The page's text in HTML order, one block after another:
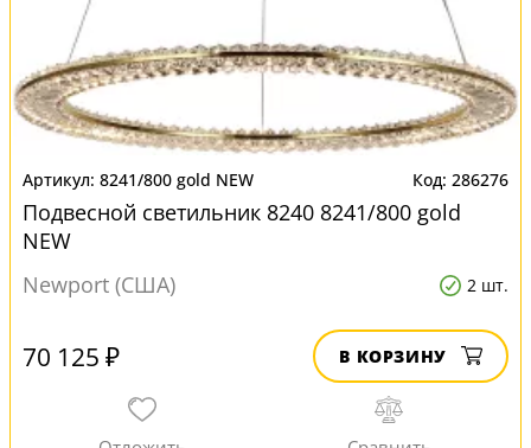
8241/800 gold NEW 286276
Подвесной светильник 8240 8241/800 gold
NEW
Newport (США)
2 шт.
70 125 ₽ В КОРЗИНУ